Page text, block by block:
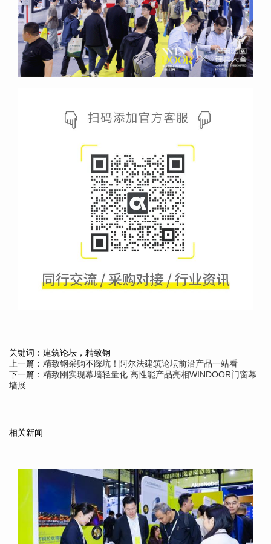
关键词：建筑论坛，精致钢
上一篇： 精致钢采购不踩坑！阿尔法建筑论坛前沿产品一站看
下一篇： 精致刚实现幕墙轻量化 高性能产品亮相WINDOOR门窗幕
墙展
相关新闻